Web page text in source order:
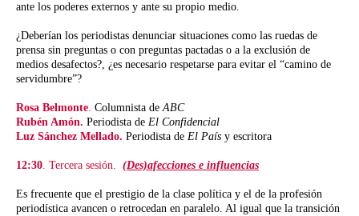
ante los poderes externos y ante su propio medio.
¿Deberían los periodistas denunciar situaciones como las ruedas de
prensa sin preguntas o con preguntas pactadas o a la exclusión de
medios desafectos?, ¿es necesario respetarse para evitar el “camino de
servidumbre”?
Rosa Belmonte. Columnista deABC
Rubén Amón. Periodista de El Confidencial
Luz Sánchez Mellado. Periodista de El País y escritora
12:30. Tercera sesión. (Des)afecciones e influencias
Es frecuente que el prestigio de la clase política y el de la profesión
periodística avancen o retrocedan en paralelo. Al igual que la transición